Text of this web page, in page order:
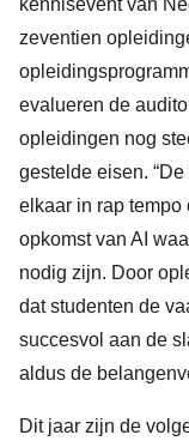
kennisevent van
zeventien
evalueren de
opleidingen nog
gestelde eisen.
elkaar in rap
opkomst van AI
nodig zijn. Door
dat studenten de
succesvol aan de
aldus de
Dit jaar zijn de